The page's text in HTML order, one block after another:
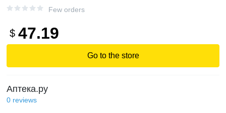
Few orders
$ 47.19
Go to the store
Аптека.ру
0 reviews